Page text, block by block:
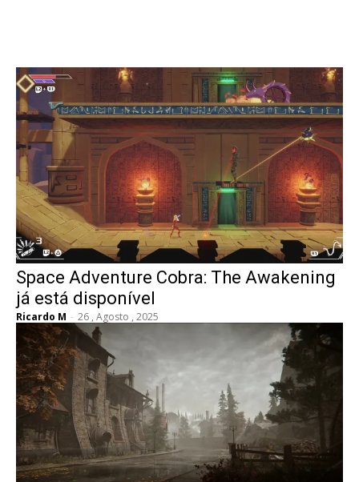
Space Adventure Cobra: The Awakening
já está disponível
Ricardo M - 26 , Agosto , 2025